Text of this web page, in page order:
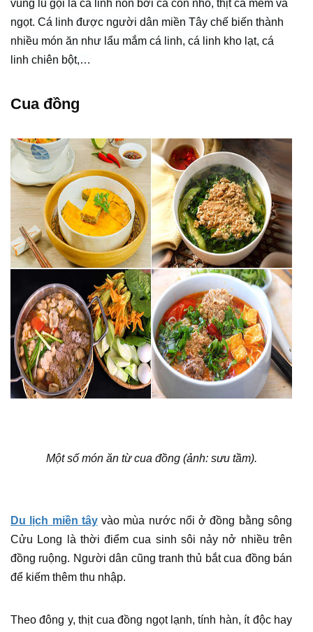
vùng lũ gọi là cá linh non bởi cá còn nhỏ, thịt cá mềm và
ngọt. Cá linh được người dân miền Tây chế biến thành
nhiều món ăn như lẩu mắm cá linh, cá linh kho lạt, cá
linh chiên bột,…
Cua đồng
Một số món ăn từ cua đồng (ảnh: sưu tầm).
Du lịch miền tâyvào mùa nước nổi ở đồng bằng sông
Cửu Long là thời điểm cua sinh sôi nảy nở nhiều trên
đồng ruộng. Người dân cũng tranh thủ bắt cua đồng bán
để kiếm thêm thu nhập.
Theo đông y, thịt cua đồng ngọt lạnh, tính hàn, ít độc hay